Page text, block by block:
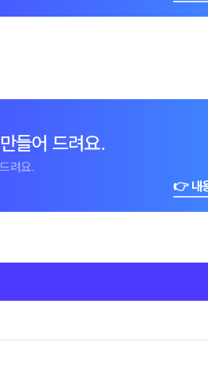
들어 드려요.
려요.
👉 내